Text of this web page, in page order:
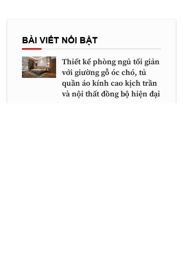
BÀI VIẾT NỔI BẬT
Thiết kế phòng ngủ tối giản
với giường gỗ óc chó, tủ
quần áo kính cao kịch trần
và nội thất đồng bộ hiện đại